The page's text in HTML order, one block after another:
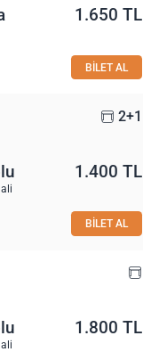
1.650 TL
BİLET AL
2+1
1.400 TL
BİLET AL
1.800 TL